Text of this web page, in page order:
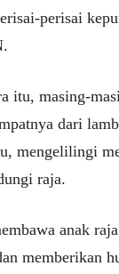
perisai
itu, masing-
dari
mengelilingi
raja.
anak
memberikan